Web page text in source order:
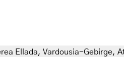
Ellada, Vardousia-Gebirge,